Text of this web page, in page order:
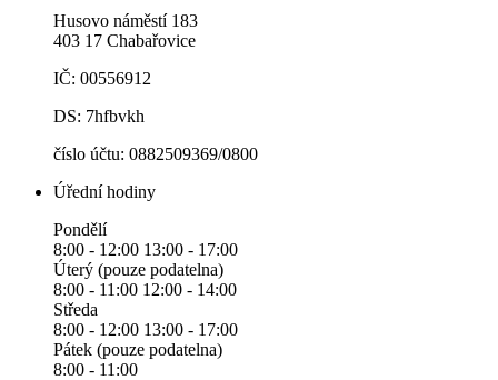
Husovo náměstí 183
403 17 Chabařovice
IČ: 00556912
DS: 7hfbvkh
číslo účtu: 0882509369/0800
Úřední hodiny
Pondělí
8:00 - 12:00 13:00 - 17:00
Úterý (pouze podatelna)
8:00 - 11:00 12:00 - 14:00
Středa
8:00 - 12:00 13:00 - 17:00
Pátek (pouze podatelna)
8:00 - 11:00